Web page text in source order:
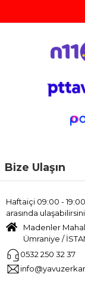
Bize Ulaşın
Haftaiçi 09:00 -
arasında
Madenler
Ümraniye /
0532 250 32 37